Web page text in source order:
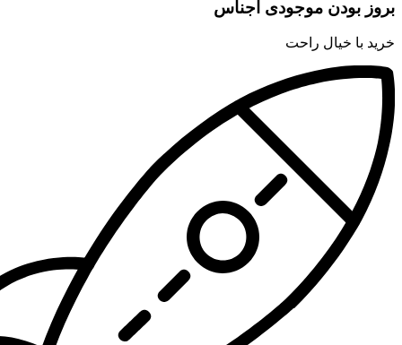
بروز بودن موجودی اجناس
خرید با خیال راحت